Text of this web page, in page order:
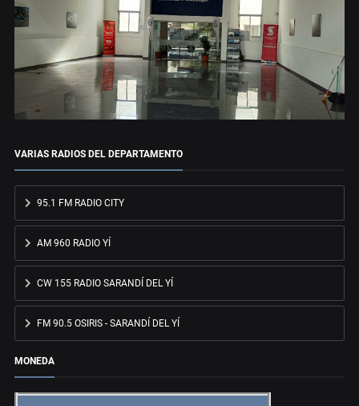
VARIAS RADIOS DEL DEPARTAMENTO
95.1 FM RADIO CITY
AM 960 RADIO YÍ
CW 155 RADIO SARANDÍ DEL YÍ
FM 90.5 OSIRIS - SARANDÍ DEL YÍ
MONEDA